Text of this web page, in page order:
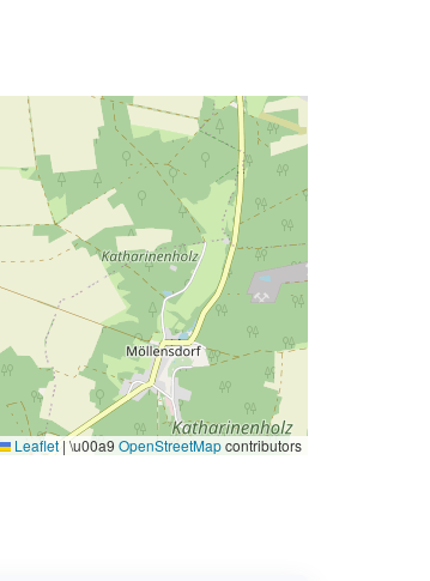
Leaflet | \u00a9 OpenStreetMapcontributors